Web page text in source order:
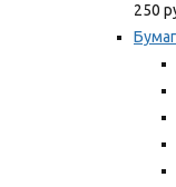
250